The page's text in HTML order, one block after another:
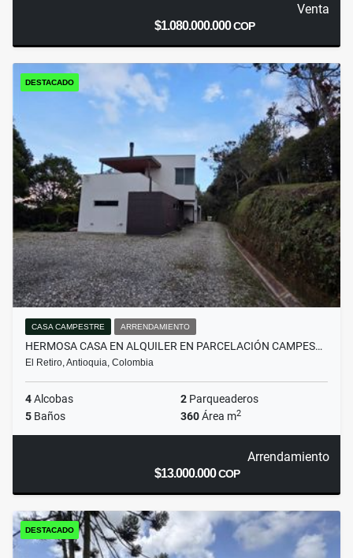
Venta
$1.080.000.000COP
DESTACADO
CASA CAMPESTRE ARRENDAMIENTO
HERMOSA CASA EN ALQUILER EN PARCELACIÓN CAMPES…
El Retiro, Antioquia, Colombia
4Alcobas 2 Parqueaderos
5 Baños 360Área m2
Arrendamiento
$13.000.000COP
DESTACADO